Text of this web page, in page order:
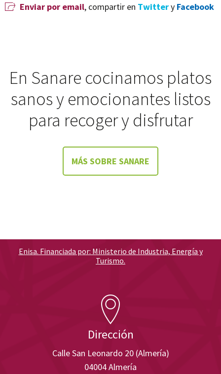
Enviar por email, compartir en Twittery Facebook
En Sanare cocinamos platos
sanos y emocionantes listos
para recoger y disfrutar
MÁS SOBRE SANARE
Dirección
Calle San Leonardo 20 (Almería)
04004 Almería
Enisa. Financiada por: Ministerio de Industria, Energía y
Turismo.